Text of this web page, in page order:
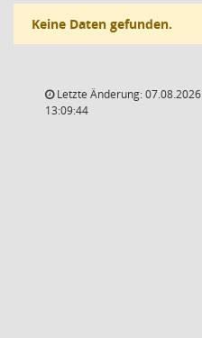
Keine Daten gefunden.
Letzte Änderung: 07.08.2026
13:09:44